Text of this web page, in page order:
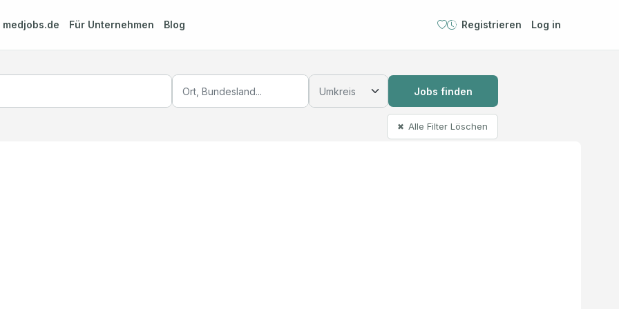
medjobs.de Für Unternehmen Blog Registrieren Log in
Jobs finden
✖ Alle Filter Löschen